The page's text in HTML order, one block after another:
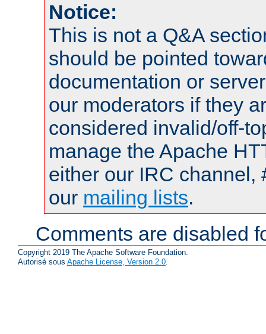
Notice:
This is not a Q&A
should be pointed
documentation or
our moderators if they
considered invalid/off-
manage the Apache
either our IRC channel,
our mailing lists.
Comments are disabled
Copyright 2019 The Apache Software Foundation.
Autorisé sous Apache License, Version 2.0